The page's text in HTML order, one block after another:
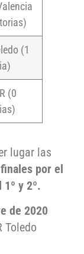
(1
(0
lugar las
finales por el
1º y 2º.
de 2020
Toledo